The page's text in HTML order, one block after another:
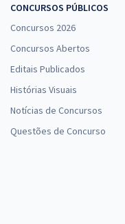
CONCURSOS PÚBLICOS
Concursos 2026
Concursos Abertos
Editais Publicados
Histórias Visuais
Notícias de Concursos
Questões de Concurso